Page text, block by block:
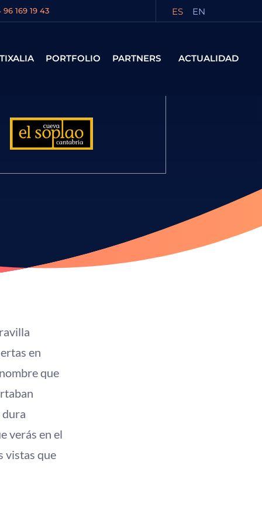
96 169 19 43 ES EN
PORTFOLIO PARTNERS ACTUALIDAD
en
que
dura
verás en el
vistas que